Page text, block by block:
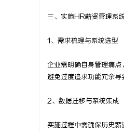
三、实施HR薪资管理系
1、需求梳理与系统选型
企业需明确自身管理痛点
避免过度追求功能冗余导
2、数据迁移与系统集成
实施过程中需确保历史